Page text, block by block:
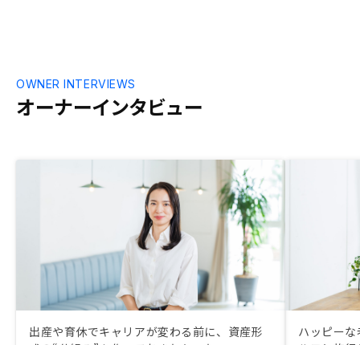
オーナーインタビュー
OWNER INTERVIEWS
出産や育休でキャリアが変わる前に、資産形
ハッピー